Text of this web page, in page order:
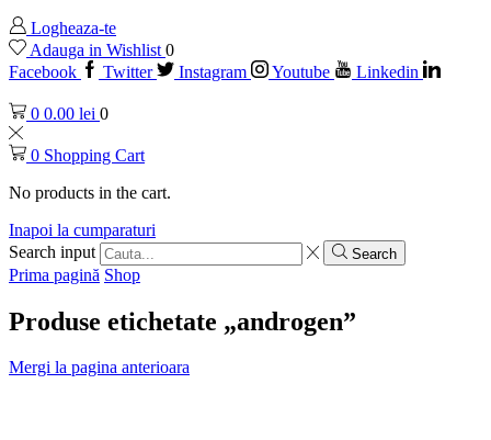
Logheaza-te
Adauga in Wishlist 0
Facebook
Twitter Instagram Youtube Linkedin
0 0.00 lei 0
0 Shopping Cart
No products in the cart.
Inapoi la cumparaturi
Search input
Search
Prima pagină Shop
Produse etichetate „androgen”
Mergi la pagina anterioara